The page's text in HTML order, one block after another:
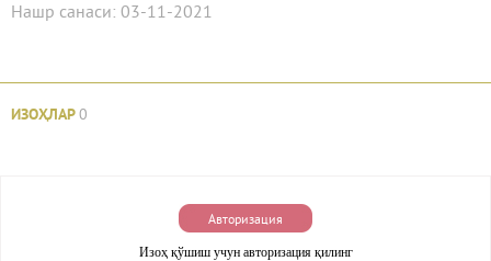
Нашр санаси: 03-11-2021
ИЗОҲЛАР0
Авторизация
Изоҳ қўшиш учун авторизация қилинг